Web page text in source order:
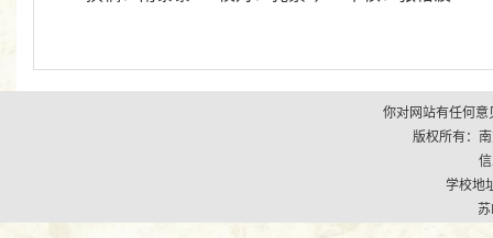
你对网站有任何
版权所有：
学校地